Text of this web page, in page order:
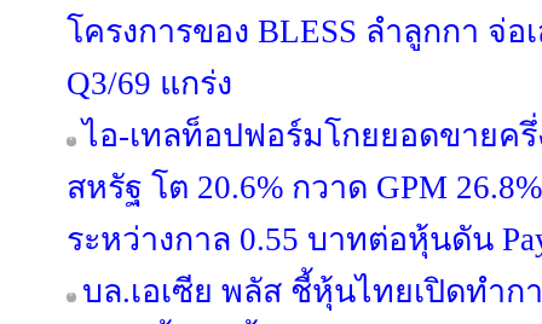
โครงการของ BLESS ลำลูกกา จ่
Q3/69 แกร่ง
ไอ-เทลท็อปฟอร์มโกยยอดขายค
สหรัฐ โต 20.6% กวาด GPM
ระหว่างกาล 0.55 บาทต่อหุ้นดัน
บล.เอเซีย พลัส ชี้หุ้นไทยเปิดทำก